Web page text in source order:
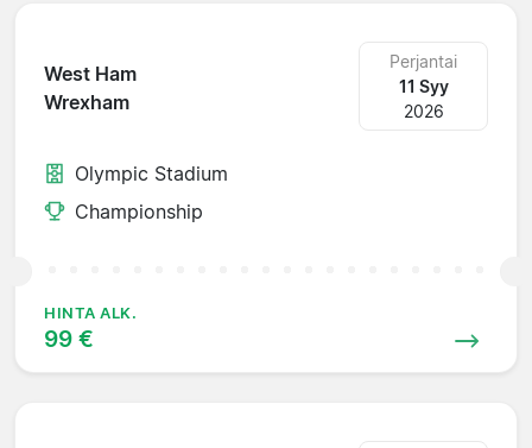
West Ham
Wrexham
Perjantai
11 Syy
2026
Olympic Stadium
Championship
HINTA ALK.
99 €